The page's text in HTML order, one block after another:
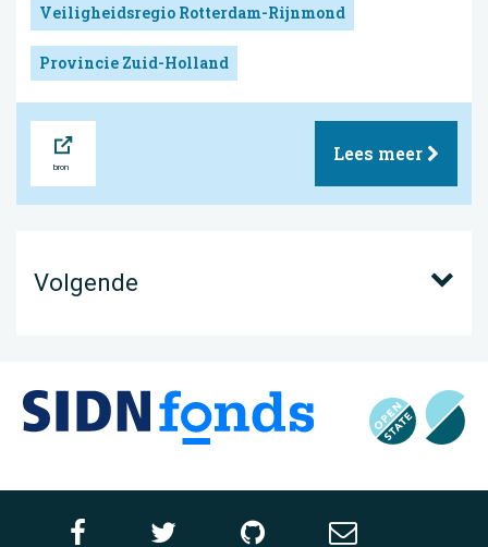
Veiligheidsregio Rotterdam-Rijnmond
Provincie Zuid-Holland
Lees meer
Volgende